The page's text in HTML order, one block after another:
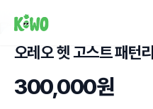
오레오 헷 고스트 패턴
300,000원